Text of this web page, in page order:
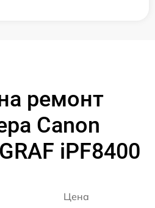
ремонт
Canon
iPF8400
Цена